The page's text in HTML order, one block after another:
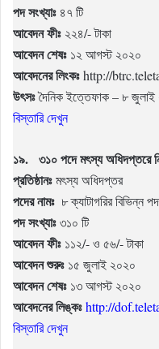
পদ সংখ্যাঃ৪৭ টি
আবেদন ফীঃ২২৪/- টাকা
আবেদন শেষঃ১২ আগস্ট ২০২০
আবেদনের লিংকঃhttp://
উৎসঃদৈনিক ইত্তেফাক – ৮
বিস্তারি দেখুন
১৯. ৩১০ পদে মৎস্য অধিদপ্তরে
প্রতিষ্ঠানঃমৎস্য অধিদপ্তর
পদের নামঃ৮ ক্যাটাগরির বিভিন্ন পদ
পদ সংখ্যাঃ৩১০ টি
আবেদন ফীঃ১১২/- ও ৫৬/- টাকা
আবেদন শুরুঃ১৫ জুলাই ২০২০
আবেদন শেষঃ১৩ আগস্ট ২০২০
আবেদনের লিঙ্কঃ http://
বিস্তারি দেখুন